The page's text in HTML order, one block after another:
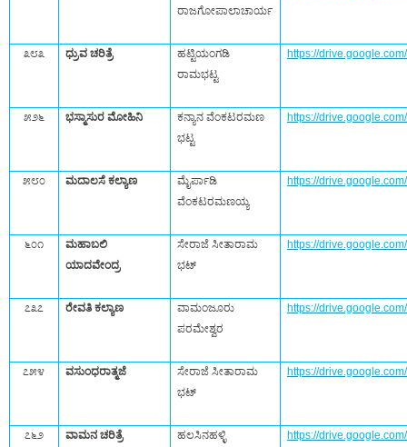
ರಾಜಗೋಪಾಲಾಚಾರ್ಯ
೩೮೩ ಧ್ರುವ ಚರಿತ್ರೆ
ಹಟ್ಟಿಯಂಗಡಿ
ರಾಮಭಟ್ಟ
https://
೫೨೬ ಭಸ್ಮಾಸುರ ಮೋಹಿನಿ
ಕನ್ಯಾನ ವೆಂಕಟರಮಣ
ಭಟ್ಟ
https://
೫೮೦ ಮದಾಲಸೆ ಕಲ್ಯಾಣ
ಮೈರ್ಪಾಡಿ
ವೆಂಕಟರಮಣಯ್ಯ
https://
೬೦೧
ಮಹಾಬಲಿ
ಯಾದವೇಂದ್ರ
ಸೇರಾಜೆ ಸೀತಾರಾಮ
ಭಟ್‌
https://
೭೩೭ ರೇವತಿ ಕಲ್ಯಾಣ
ವಾಮಂಜೂರು
ಪರಮೇಶ್ವರ
https://
೭೫೪ ವಸುಂಧರಾತ್ಮಜೆ
ಸೇರಾಜೆ ಸೀತಾರಾಮ
ಭಟ್‌
https://
೭೬೨ ವಾಮನ ಚರಿತ್ರೆ
ಹಲಸಿನಹಳ್ಳಿ
https://